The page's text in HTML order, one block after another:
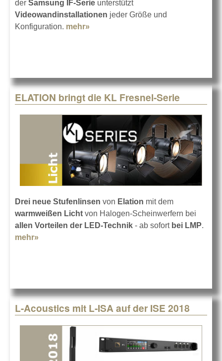
der Samsung IF-Serie unterstützt
Videowandinstallationen jeder Größe und
Konfiguration. mehr»
ELATION bringt die KL Fresnel-Serie
Drei neue Stufenlinsen von Elation mit dem
warmweißen Licht von Halogen-Scheinwerfern bei
allen Vorteilen der LED-Technik - ab sofort bei LMP.
mehr»
L-Acoustics mit L-ISA auf der ISE 2018